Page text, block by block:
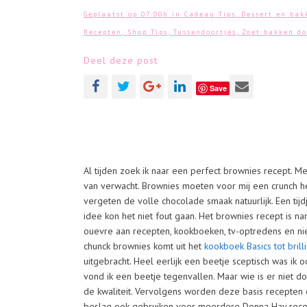
Geplaatst op 07:00h in Cadeau Tips , Dessert en
Recepten , Shop Tips , Tussendoortjes , Zoet bakken
Deel deze post
Save
Al tijden zoek ik naar een perfect brownies recept.
van verwacht. Brownies moeten voor mij een crunch
vergeten de volle chocolade smaak natuurlijk. Een
idee kon het niet fout gaan. Het brownies recept is
ouevre aan recepten, kookboeken, tv-optredens en
chunck brownies komt uit het kookboek Basics tot
uitgebracht. Heel eerlijk een beetje sceptisch was ik
vond ik een beetje tegenvallen. Maar wie is er niet
de kwaliteit. Vervolgens worden deze basis